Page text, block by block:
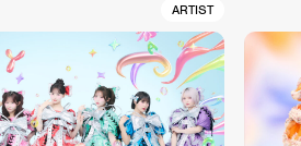
ARTIST